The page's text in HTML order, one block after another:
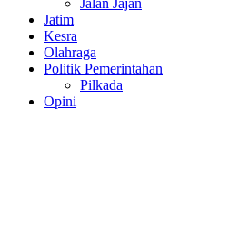
Jalan Jajan
Jatim
Kesra
Olahraga
Politik Pemerintahan
Pilkada
Opini